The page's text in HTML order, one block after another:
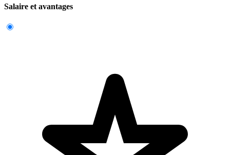
Salaire et avantages